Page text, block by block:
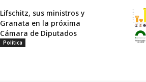
Lifschitz, sus ministros y
Granata en la próxima
Cámara de Diputados
Política